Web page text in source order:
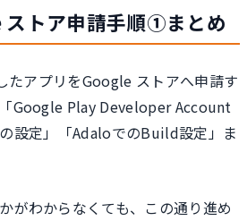
トア申請手順①まとめ
たアプリをGoogle ストアへ申請す
Google Play Developer Account
設定」「AdaloでのBuild設定」ま
がわからなくても、この通り進め